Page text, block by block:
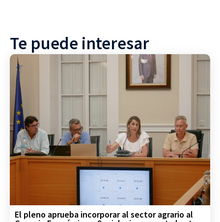
Te puede interesar
El pleno aprueba incorporar al sector agrario al